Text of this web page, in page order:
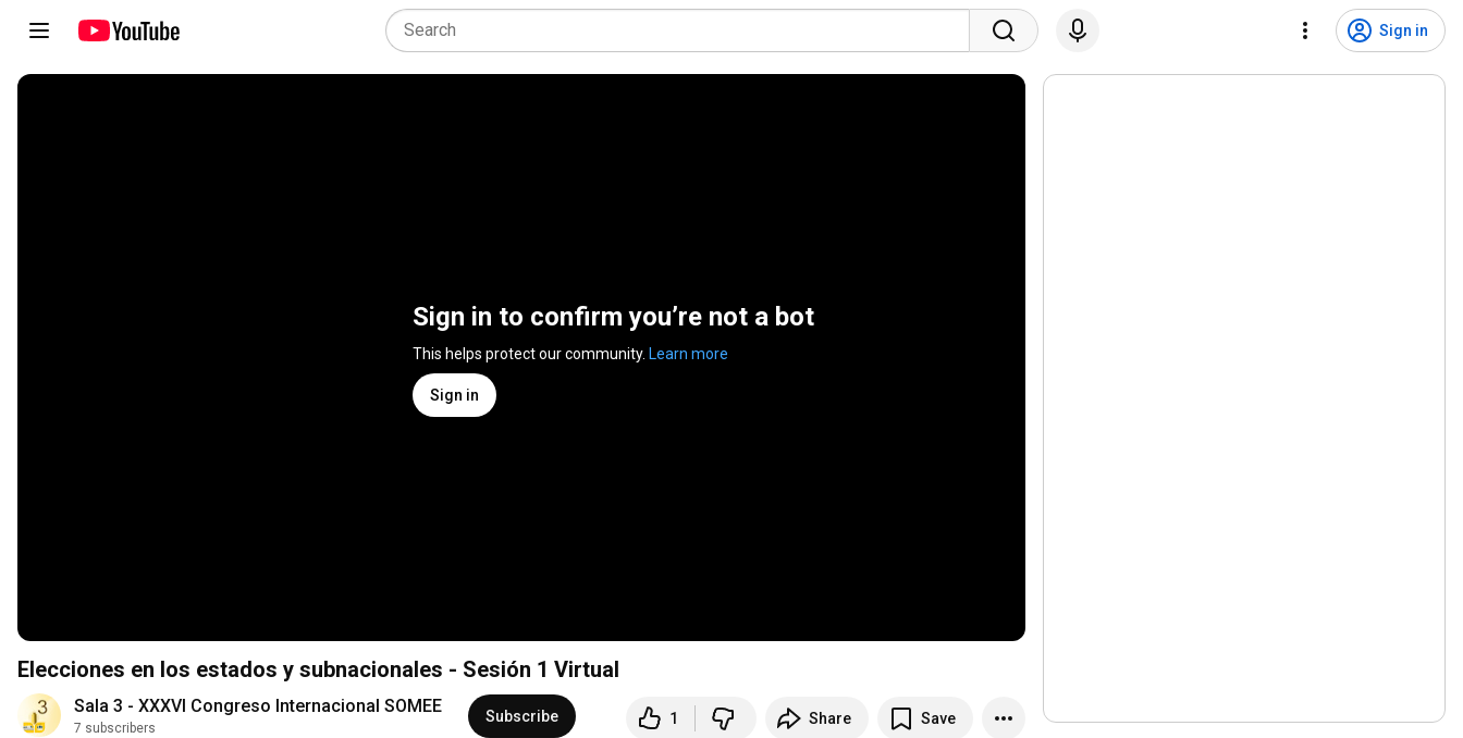
Sign in
Sign in to confirm you’re not a bot
This helps protect our community. Learn more
Sign in
Elecciones en los estados y subnacionales - Sesión 1 Virtual
Sala 3 - XXXVI Congreso Internacional SOMEE
7 subscribers
Subscribe 1 Share Save